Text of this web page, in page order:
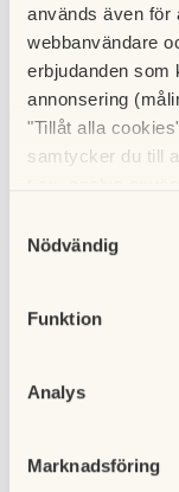
används även för
webbanvändare
erbjudanden som
annonsering
"Tillåt alla
samtycker du till
cookies och välja
Nödvändig
Funktion
Analys
Marknadsföring
Många lägenheters
kranarna. Denna
frodas i
håller föreningen
energiförbrukning